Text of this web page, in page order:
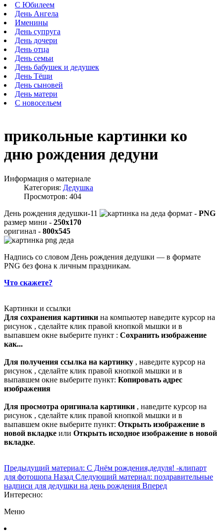
С Юбилеем
День Ангела
Именины
День супруга
День дочери
День отца
День семьи
День бабушек и дедушек
День Тёщи
День сыновей
День матери
С новосельем
прикольные картинки ко
дню рождения дедуни
Информация о материале
Категория: Дедушка
Просмотров: 404
День рождения дедушки-11
формат - PNG
размер мини - 250x170
оригинал - 800x545
Надпись со словом День рождения дедушки — в формате
PNG без фона к личным праздникам.
Что скажете?
Картинки и ссылки
Для сохранения картинки на компьютер наведите курсор на
рисунок , сделайте клик правой кнопкой мышки и в
выпавшем окне выберите пункт : Сохранить изображение
как...
Для получения ссылка на картинку , наведите курсор на
рисунок , сделайте клик правой кнопкой мышки и в
выпавшем окне выберите пункт: Копировать адрес
изображения
Для просмотра оригинала картинки , наведите курсор на
рисунок , сделайте клик правой кнопкой мышки и в
выпавшем окне выберите пункт: Открыть изображение в
новой вкладке или Открыть исходное изображение в новой
вкладке.
Предыдущий материал: С Днём рождения,дедуля! -клипарт
для фотошопа Назад Следующий материал: поздравительные
надписи для дедушки на день рождения Вперед
Интересно:
Меню